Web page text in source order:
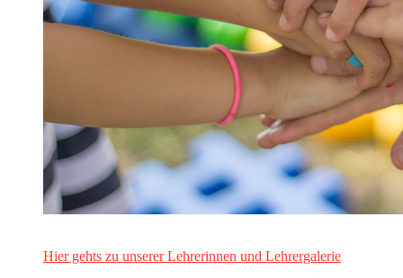
Hier gehts zu unserer Lehrerinnen und Lehrergalerie